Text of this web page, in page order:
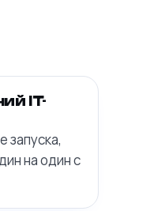
IT-
на один с